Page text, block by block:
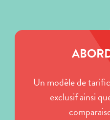
Un modèle de
exclusif ainsi